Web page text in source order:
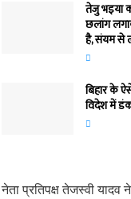
तेजु भइया
छलांग
है, संयम से
बिहार के
विदेश में
नेता प्रतिपक्ष तेजस्वी